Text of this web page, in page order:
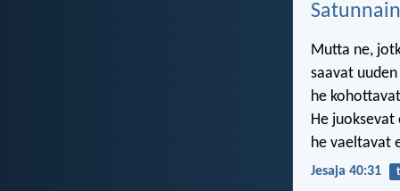
Mutta ne,
saavat
he
He juoksevat
he vaeltavat
Jesaja 40:31